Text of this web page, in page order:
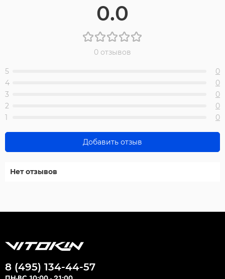
0.0
0 отзывов
5
0
4
0
3
0
2
0
1
0
Добавить отзыв
Нет отзывов
8 (495) 134-44-57